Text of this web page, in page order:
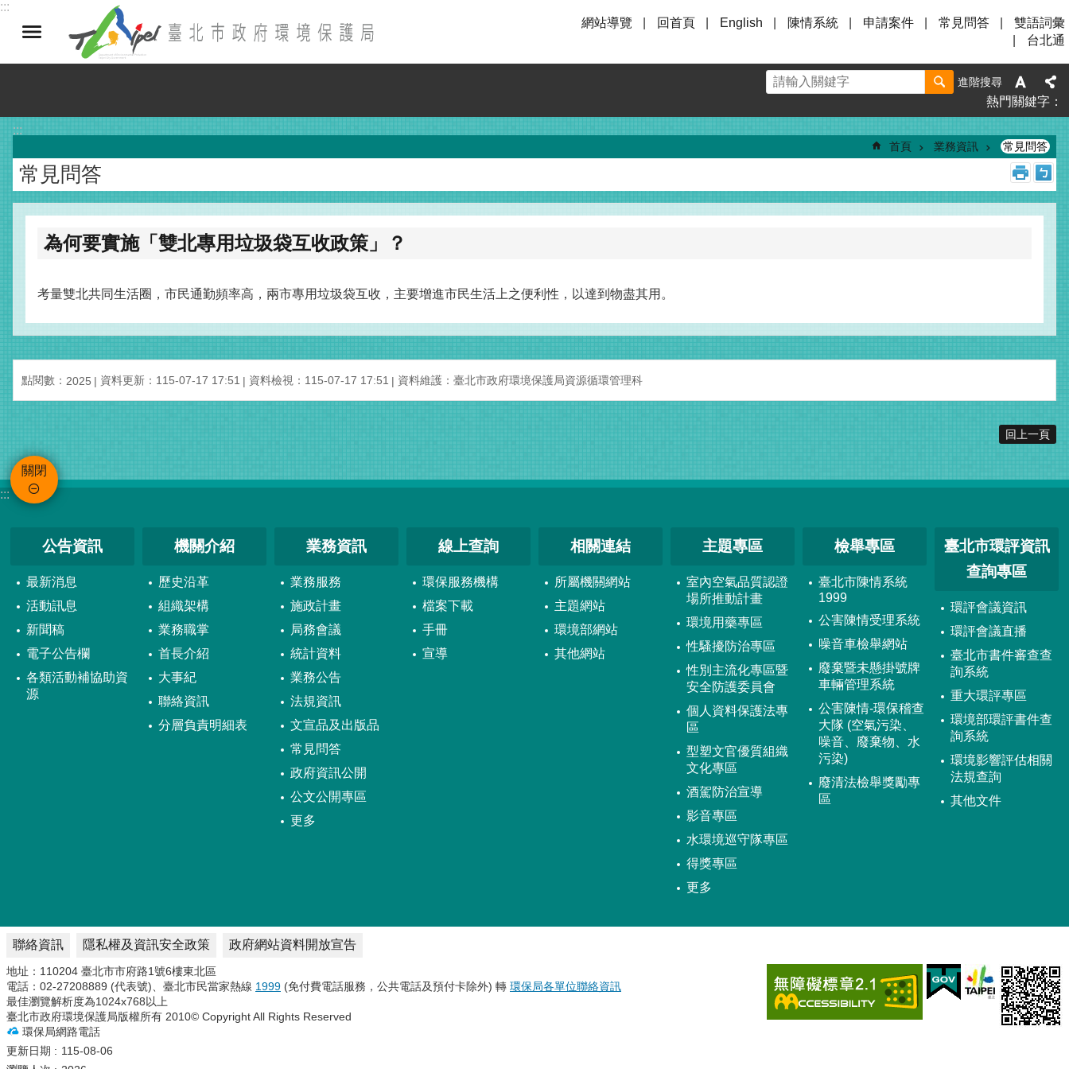
跳到主要內容區塊
:::
網站導覽
回首頁 English 陳情系統 申請案件 常見問答
雙語詞彙
台北通
進階搜尋
熱門關鍵字
:::
首頁 業務資訊 常見問答
常見問答
為何要實施「雙北專用垃圾袋互收政策」？
考量雙北共同生活圈，市民通勤頻率高，兩市專用垃圾袋互收，主要增進市民生活上之便利性，以達到物盡其用。
點閱數： 2025 資料更新：115-07-17 17:51 資料檢視：115-07-17 17:51 資料維護：臺北市政府環境保護局資源循環管理科
回上一頁
關閉
:::
公告資訊
最新消息
活動訊息
新聞稿
電子公告欄
各類活動補協助資
源
機關介紹
歷史沿革
組織架構
業務職掌
首長介紹
大事紀
聯絡資訊
分層負責明細表
業務資訊
業務服務
施政計畫
局務會議
統計資料
業務公告
法規資訊
文宣品及出版品
常見問答
政府資訊公開
公文公開專區
更多
線上查詢
環保服務機構
檔案下載
手冊
宣導
相關連結
所屬機關網站
主題網站
環境部網站
其他網站
主題專區
室內空氣品質認證
場所推動計畫
環境用藥專區
性騷擾防治專區
性別主流化專區暨
安全防護委員會
個人資料保護法專
區
型塑文官優質組織
文化專區
酒駕防治宣導
影音專區
水環境巡守隊專區
得獎專區
更多
檢舉專區
臺北市陳情系統
1999
公害陳情受理系統
噪音車檢舉網站
廢棄暨未懸掛號牌
車輛管理系統
公害陳情-環保稽查
大隊 (空氣污染、
噪音、廢棄物、水
污染)
廢清法檢舉獎勵專
區
臺北市環評資訊
查詢專區
環評會議資訊
環評會議直播
臺北市書件審查查
詢系統
重大環評專區
環境部環評書件查
詢系統
環境影響評估相關
法規查詢
其他文件
聯絡資訊 隱私權及資訊安全政策 政府網站資料開放宣告
地址：110204 臺北市市府路1號6樓東北區
電話：02-27208889 (代表號)、臺北市民當家熱線 1999 (免付費電話服務，公共電話及預付卡除外) 轉 環保局各單位聯絡資訊
最佳瀏覽解析度為1024x768以上
臺北市政府環境保護局版權所有 2010© Copyright All Rights Reserved
環保局網路電話
更新日期
115-08-06